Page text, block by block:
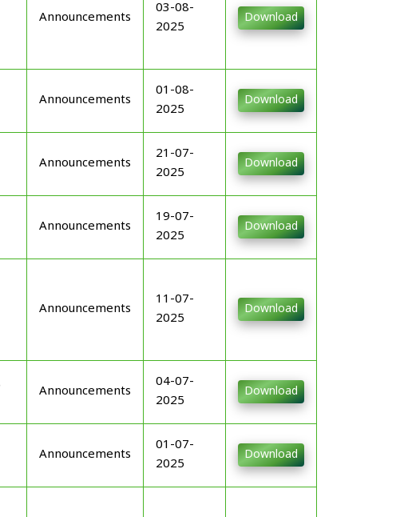
Announcements
03-08-
2025
Download
Announcements
01-08-
2025
Download
Announcements
21-07-
2025
Download
Announcements
19-07-
2025
Download
Announcements
11-07-
2025
Download
Announcements
04-07-
2025
Download
Announcements
01-07-
2025
Download